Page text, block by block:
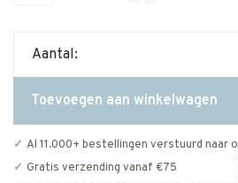
Aantal:
Toevoegen aan winkelwagen
Al 11.000+ bestellingen verstuurd naar
Gratis verzending vanaf €75